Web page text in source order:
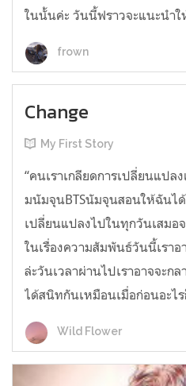
ในนั้นค่ะ วันนี้ฟราวจะแนะนำใ
frown
Change
My First Story
“คนเราเกลียดการเปลี่ยนแปล
มนัมจุนBTSนัมจุนสอนให้ฉันไ
เปลี่ยนแปลงไปในทุกวันเสมอ
ในเรื่องความสัมพันธ์วันนี้เรา
ล่ะวันเวลาผ่านไปเราอาจจะ
ได้สนิทกันเหมือนเมื่อก่อนอะไ
Wild Flower